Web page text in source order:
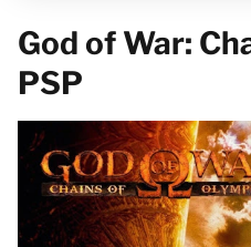
God of War:
PSP